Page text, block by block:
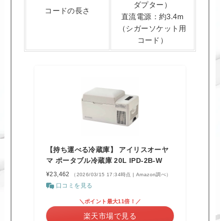
コードの長さ
ダプター）
直流電源：約3.4m
（シガーソケット用
コード）
【持ち運べる冷蔵庫】 アイリスオーヤ
マ ポータブル冷蔵庫 20L IPD-2B-W
¥23,462 （2026/03/15 17:34時点 | Amazon調べ）
口コミを見る
＼ポイント最大11倍！／
楽天市場で見る